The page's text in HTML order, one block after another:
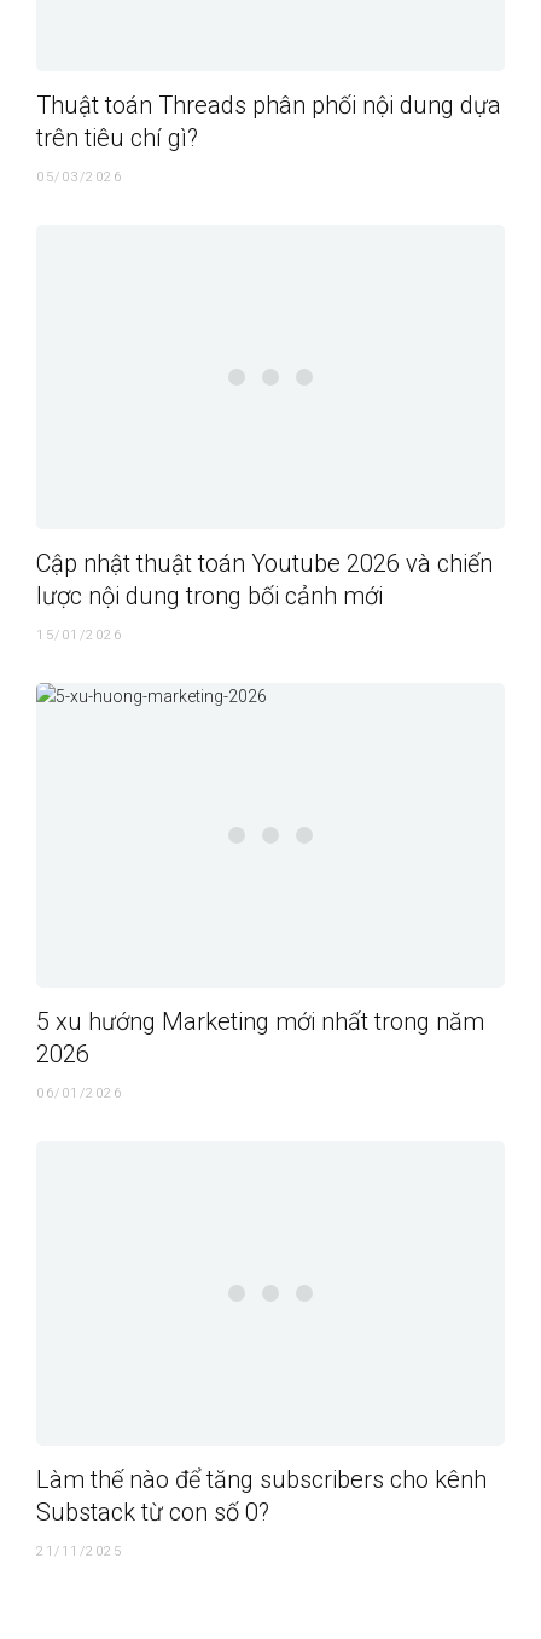
Thuật toán Threads phân phối nội dung dựa
trên tiêu chí gì?
05/03/2026
Cập nhật thuật toán Youtube 2026 và chiến
lược nội dung trong bối cảnh mới
15/01/2026
5 xu hướng Marketing mới nhất trong năm
2026
06/01/2026
Làm thế nào để tăng subscribers cho kênh
Substack từ con số 0?
21/11/2025